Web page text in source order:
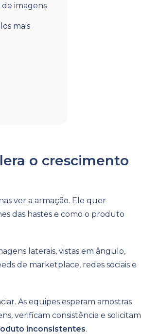
imagens
mais
o crescimento
ver a armação. Ele quer
das hastes e como o produto
laterais, vistas em ângulo,
de marketplace, redes sociais e
As equipes esperam amostras
verificam consistência e solicitam
inconsistentes.